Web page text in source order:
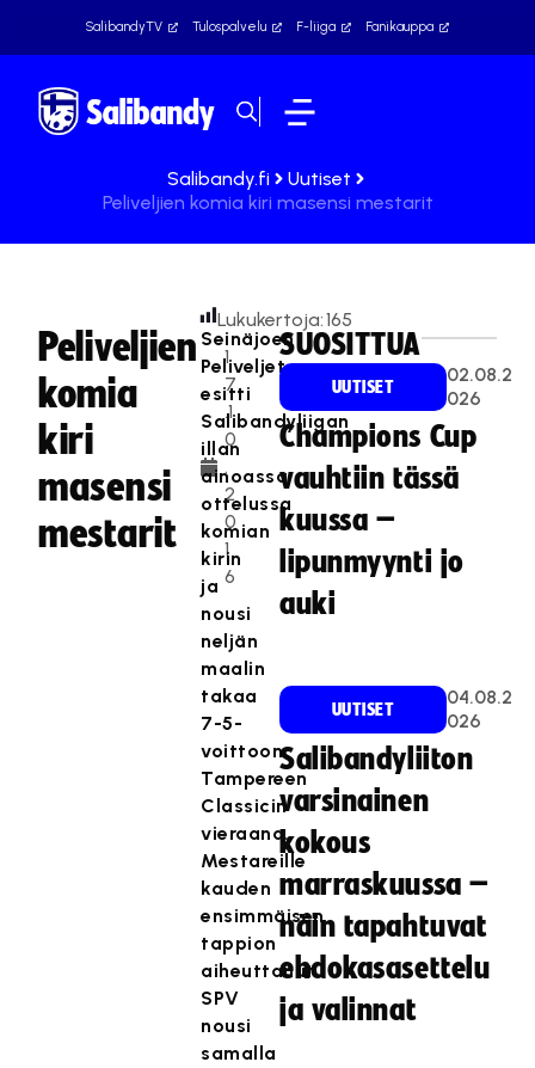
SalibandyTV Tulospalvelu F-liiga Fanikauppa
Salibandy.fi
Uutiset
Peliveljien komia kiri masensi mestarit
Peliveljien
komia
kiri
masensi
mestarit
1
7
.1
0
.
2
0
1
6
Lukukertoja:165
Seinäjoen
Peliveljet
esitti
Salibandyliigan
illan
ainoassa
ottelussa
komian
kirin
ja
nousi
neljän
maalin
takaa
7-5-
voittoon
Tampereen
Classicin
vieraana.
Mestareille
kauden
ensimmäisen
tappion
aiheuttanut
SPV
nousi
samalla
SUOSITTUA
UUTISET
02.08.2
026
Champions Cup
vauhtiin tässä
kuussa –
lipunmyynti jo
auki
UUTISET
04.08.2
026
Salibandyliiton
varsinainen
kokous
marraskuussa –
näin tapahtuvat
ehdokasasettelu
ja valinnat